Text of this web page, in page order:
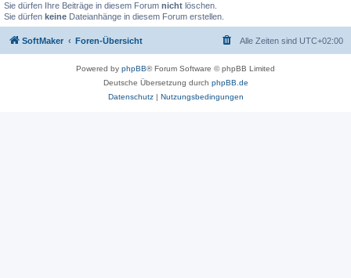
Sie dürfen Ihre Beiträge in diesem Forum nicht löschen.
Sie dürfen keine Dateianhänge in diesem Forum erstellen.
SoftMaker Foren-Übersicht Alle Zeiten sind UTC+02:00
Powered by phpBB® Forum Software © phpBB Limited
Deutsche Übersetzung durch phpBB.de
Datenschutz| Nutzungsbedingungen